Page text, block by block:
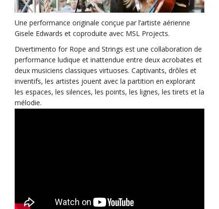
Une performance originale conçue par l’artiste aérienne
Gisele Edwards et coproduite avec MSL Projects.
Divertimento for Rope and Strings est une collaboration de
performance ludique et inattendue entre deux acrobates et
deux musiciens classiques virtuoses. Captivants, drôles et
inventifs, les artistes jouent avec la partition en explorant
les espaces, les silences, les points, les lignes, les tirets et la
mélodie.